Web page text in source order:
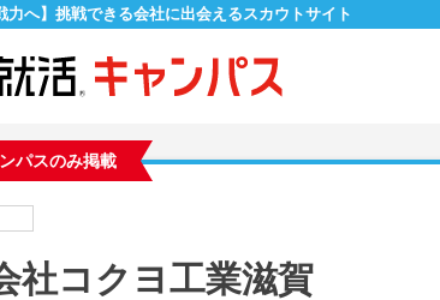
力へ】挑戦できる会社に出会えるスカウトサイト
パスのみ掲載
社コクヨ工業滋賀